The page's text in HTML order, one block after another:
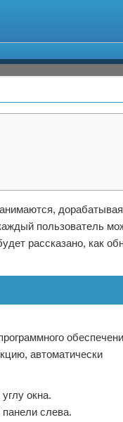
дорабатывая
пользователь
рассказано, как
автоматически
окна.
слева.